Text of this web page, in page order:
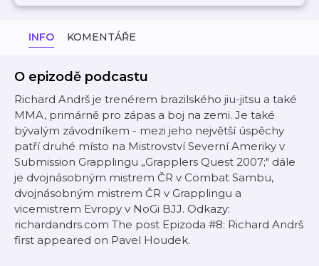
INFO KOMENTÁŘE
O epizodě podcastu
Richard Andrš je trenérem brazilského jiu-jitsu a také
MMA, primárně pro zápas a boj na zemi. Je také
bývalým závodníkem - mezi jeho největší úspěchy
patří druhé místo na Mistrovství Severní Ameriky v
Submission Grapplingu „Grapplers Quest 2007;" dále
je dvojnásobným mistrem ČR v Combat Sambu,
dvojnásobným mistrem ČR v Grapplingu a
vicemistrem Evropy v NoGi BJJ. Odkazy:
richardandrs.com The post Epizoda #8: Richard Andrš
first appeared on Pavel Houdek.